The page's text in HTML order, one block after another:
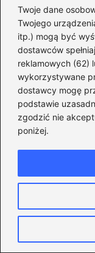
Twoje dane
Twojego
itp.) mogą być
dostawców
reklamowych (62)
wykorzystywane
dostawcy mogę
podstawie
zgodzić nie
poniżej.
jak dotrzeć na
Dodaj
Twój adres
Wymagane
Komentarz